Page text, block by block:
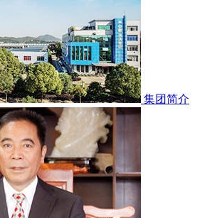
集团简介